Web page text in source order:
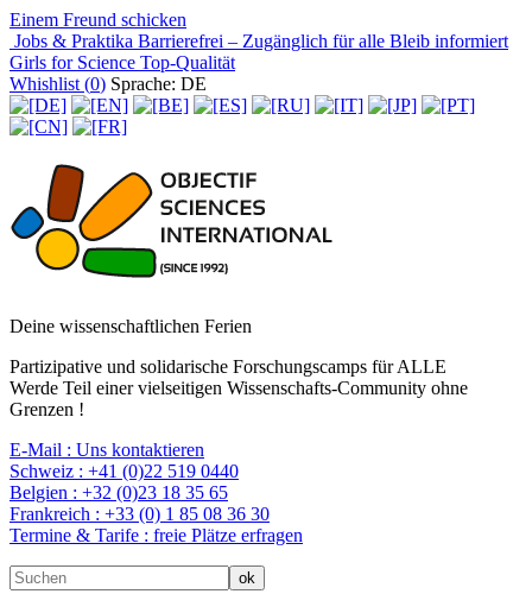
Einem Freund schicken
Jobs & Praktika Barrierefrei – Zugänglich für alle Bleib informiert
Girls for Science Top-Qualität
Whishlist (0) Sprache: DE
Deine wissenschaftlichen Ferien
Partizipative und solidarische Forschungscamps für ALLE
Werde Teil einer vielseitigen Wissenschafts-Community ohne
Grenzen !
E-Mail : Uns kontaktieren
Schweiz : +41 (0)22 519 0440
Belgien : +32 (0)23 18 35 65
Frankreich : +33 (0) 1 85 08 36 30
Termine & Tarife : freie Plätze erfragen